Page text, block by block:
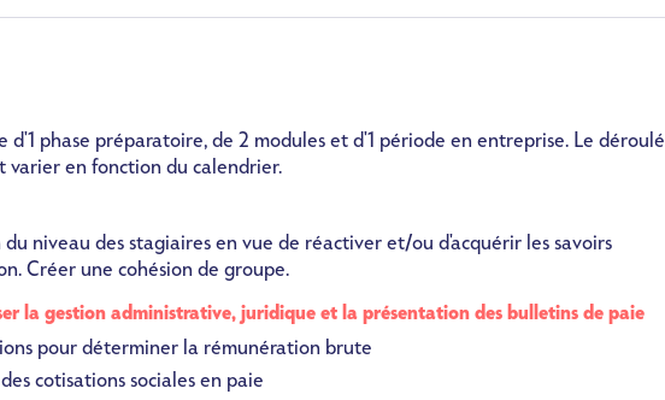
d'1 phase préparatoire, de 2 modules et d'1 période en entreprise. Le déroulé
varier en fonction du calendrier.
niveau des stagiaires en vue de réactiver et/ou d'acquérir les savoirs
Créer une cohésion de groupe.
la gestion administrative, juridique et la présentation des bulletins de paie
pour déterminer la rémunération brute
cotisations sociales en paie